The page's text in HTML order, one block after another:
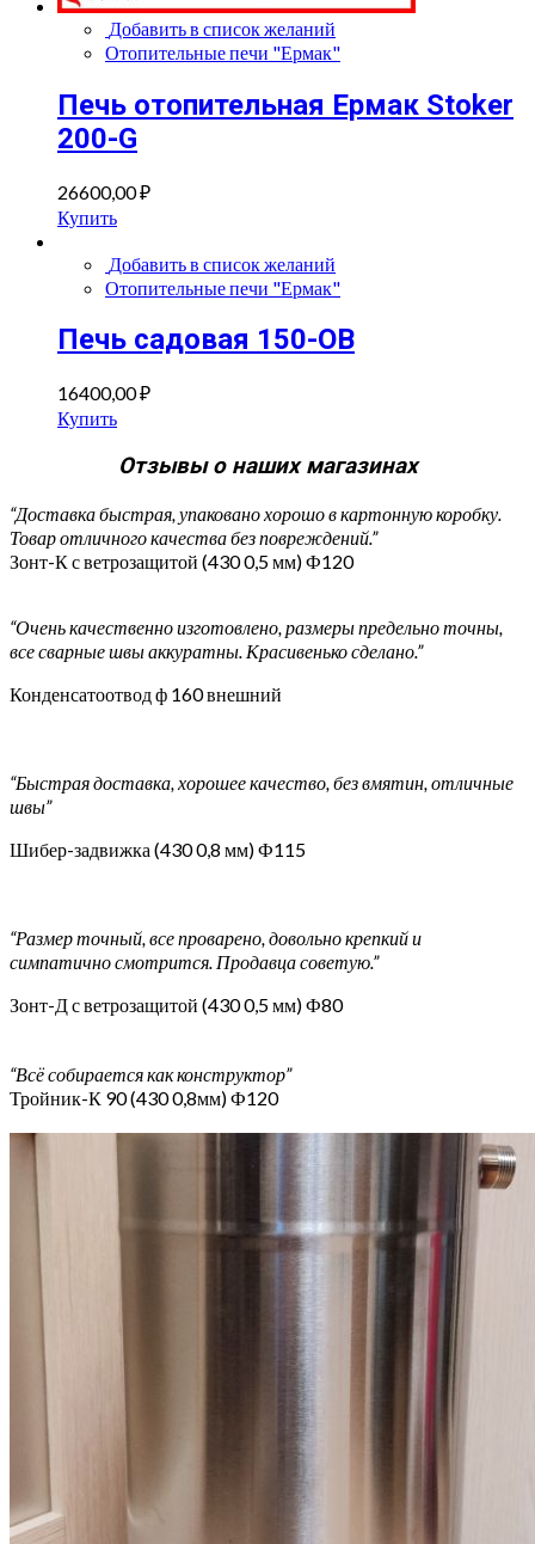
Добавить в список желаний
Отопительные печи "Ермак"
Печь отопительная Ермак Stoker
200-G
26600,00₽
Купить
Добавить в список желаний
Отопительные печи "Ермак"
Печь садовая 150-ОВ
16400,00₽
Купить
Отзывы о наших магазинах
“Доставка быстрая, упаковано хорошо в картонную коробку.
Товар отличного качества без повреждений.”
Зонт-К с ветрозащитой (430 0,5 мм) Ф120
“Очень качественно изготовлено, размеры предельно точны,
все сварные швы аккуратны. Красивенько сделано.”
Конденсатоотвод ф 160 внешний
“Быстрая доставка, хорошее качество, без вмятин, отличные
швы”
Шибер-задвижка (430 0,8 мм) Ф115
“Размер точный, все проварено, довольно крепкий и
симпатично смотрится. Продавца советую.”
Зонт-Д с ветрозащитой (430 0,5 мм) Ф80
“Всё собирается как конструктор”
Тройник-К 90 (430 0,8мм) Ф120